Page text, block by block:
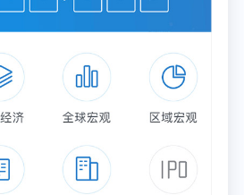
行拓展业务创造了广阔空间，
“老年客群”设计并提供专属特
年人的真实需求。